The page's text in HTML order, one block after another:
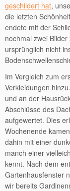
geschildert hat,
die letzten
endete mit der
nochmal zwei
ursprünglich nicht
Im Vergleich zum
Verkleidungen
und an der
Abschlüsse des
aufgewertet. Dies
Wochenende
dahin mit einer
manch einer
kennt. Nach dem
Gartenhausfenster
wir bereits